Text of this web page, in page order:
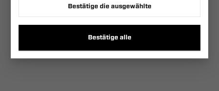
Bestätige die ausgewählte
Bestätige alle